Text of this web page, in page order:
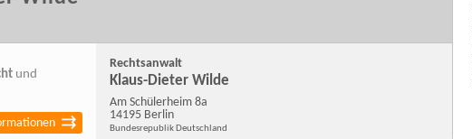
Rechtsanwalt
Klaus-Dieter Wilde
Am Schülerheim 8a
14195 Berlin
Bundesrepublik Deutschland
und